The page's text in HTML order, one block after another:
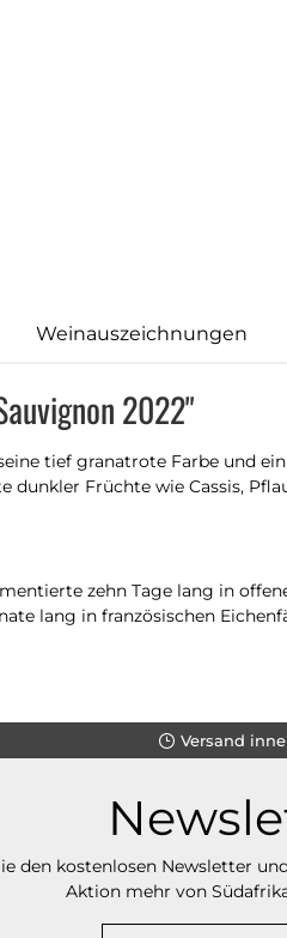
Weinauszeichnungen
2022"
tief granatrote Farbe und
Früchte wie Cassis,
zehn Tage lang in
lang in französischen
Versand
den kostenlosen Newsletter
Aktion mehr von